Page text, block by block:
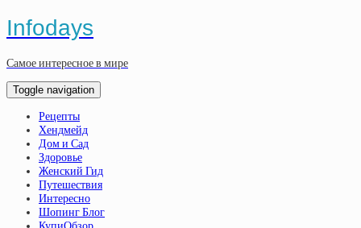
Infodays
Самое интересное в мире
Toggle navigation
Рецепты
Хендмейд
Дом и Сад
Здоровье
Женский Гид
Путешествия
Интересно
Шопинг Блог